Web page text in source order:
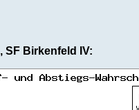
, SF Birkenfeld IV: